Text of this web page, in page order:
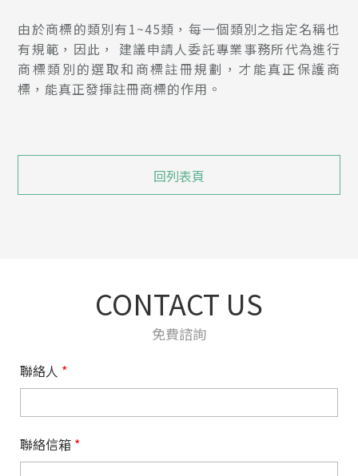
由於商標的類別有1~45類，每一個類別之指定名稱也
有規範，因此， 建議申請人委託專業事務所代為進行
商標類別的選取和商標註冊規劃，才能真正保護商
標，能真正發揮註冊商標的作用。
回列表頁
CONTACT US
免費諮詢
聯絡人 *
聯絡信箱 *